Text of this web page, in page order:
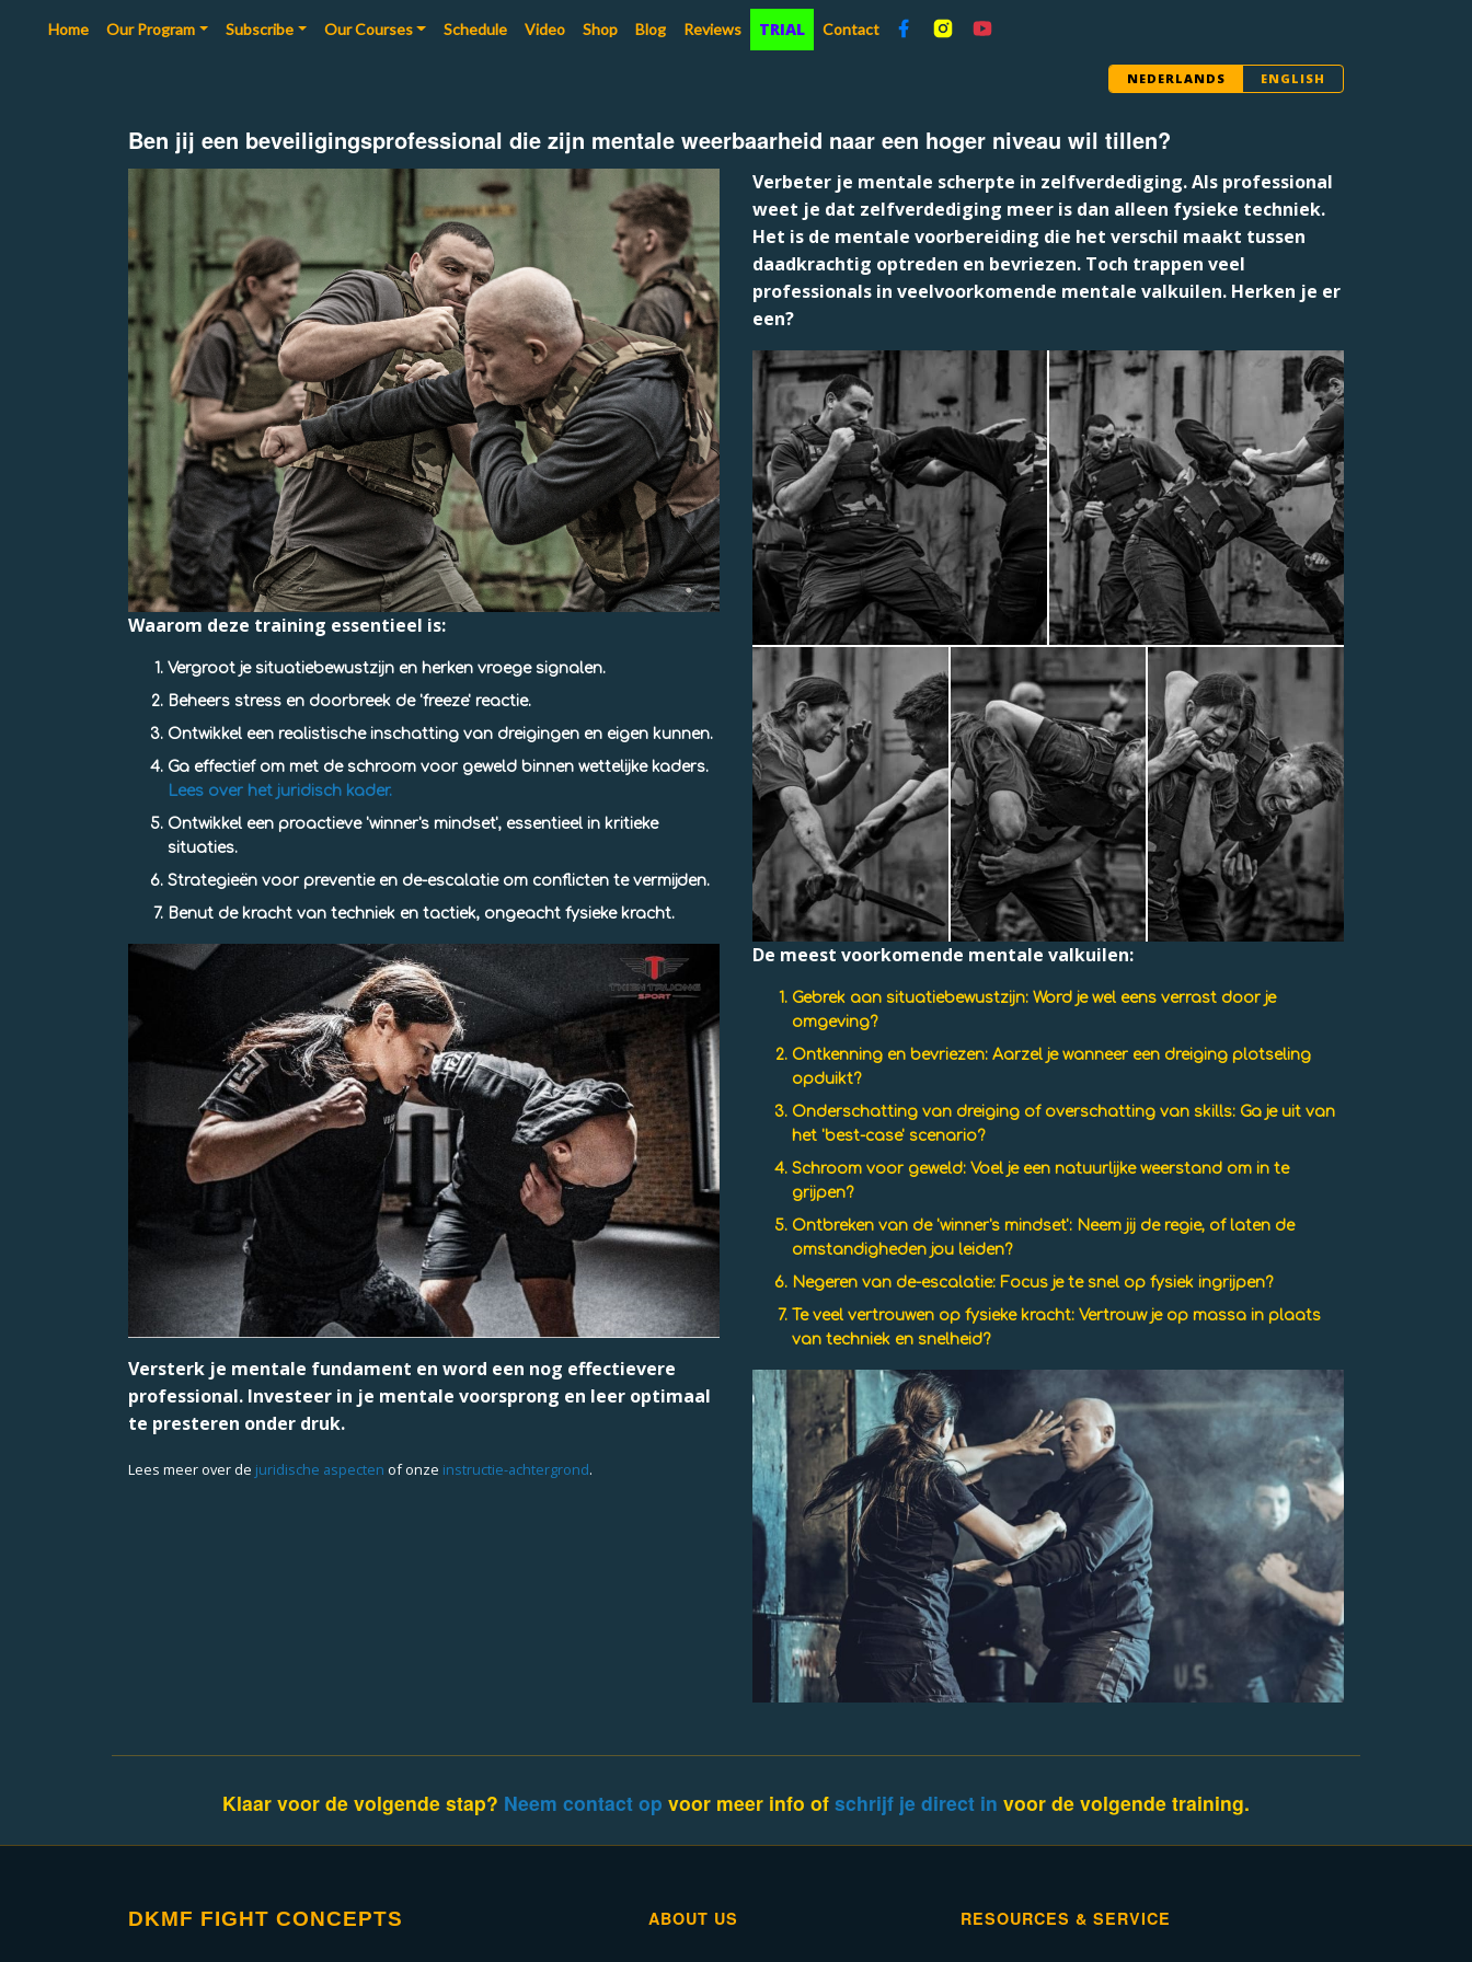
Home(current)
Our Program Subscribe Our Courses Schedule Video Shop Blog Reviews TRIAL Contact
NEDERLANDS ENGLISH
Ben jij een beveiligingsprofessional die zijn mentale weerbaarheid naar een hoger niveau wil tillen?
Waarom deze training essentieel is:
Vergroot je situatiebewustzijn en herken vroege signalen.
Beheers stress en doorbreek de 'freeze' reactie.
Ontwikkel een realistische inschatting van dreigingen en eigen kunnen.
Ga effectief om met de schroom voor geweld binnen wettelijke kaders.
Lees over het juridisch kader.
Ontwikkel een proactieve 'winner's mindset', essentieel in kritieke
situaties.
Strategieën voor preventie en de-escalatieom conflicten te vermijden.
Benut de kracht van techniek en tactiek, ongeacht fysieke kracht.
Versterk je mentale fundament en word een nog effectievere
professional. Investeer in je mentale voorsprong en leer optimaal
te presteren onder druk.
Lees meer over de juridische aspecten of onze instructie-achtergrond.
Verbeter je mentale scherpte in zelfverdediging.Als professional
weet je dat zelfverdediging meer is dan alleen fysieke techniek.
Het is de mentale voorbereiding die het verschil maakt tussen
daadkrachtig optreden en bevriezen. Toch trappen veel
professionals in veelvoorkomende mentale valkuilen. Herken je er
een?
De meest voorkomende mentale valkuilen:
Gebrek aan situatiebewustzijn: Word je wel eens verrast door je
omgeving?
Ontkenning en bevriezen: Aarzel je wanneer een dreiging plotseling
opduikt?
Onderschatting van dreiging of overschatting van skills: Ga je uit van
het 'best-case' scenario?
Schroom voor geweld: Voel je een natuurlijke weerstand om in te
grijpen?
Ontbreken van de 'winner's mindset': Neem jij de regie, of laten de
omstandigheden jou leiden?
Negeren van de-escalatie: Focus je te snel op fysiek ingrijpen?
Te veel vertrouwen op fysieke kracht: Vertrouw je op massa in plaats
van techniek en snelheid?
Klaar voor de volgende stap? Neem contact op voor meer info of schrijf je direct in voor de volgende training.
DKMF FIGHT CONCEPTS ABOUT US RESOURCES & SERVICE